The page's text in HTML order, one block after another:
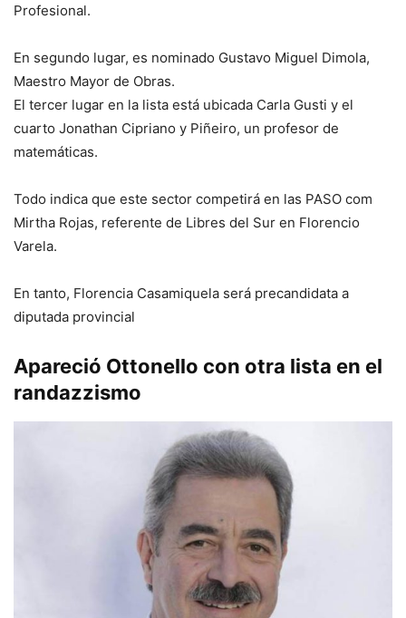
Profesional.
En segundo lugar, es nominado Gustavo Miguel Dimola,
Maestro Mayor de Obras.
El tercer lugar en la lista está ubicada Carla Gusti y el
cuarto Jonathan Cipriano y Piñeiro, un profesor de
matemáticas.
Todo indica que este sector competirá en las PASO com
Mirtha Rojas, referente de Libres del Sur en Florencio
Varela.
En tanto, Florencia Casamiquela será precandidata a
diputada provincial
Apareció Ottonello con otra lista en el
randazzismo